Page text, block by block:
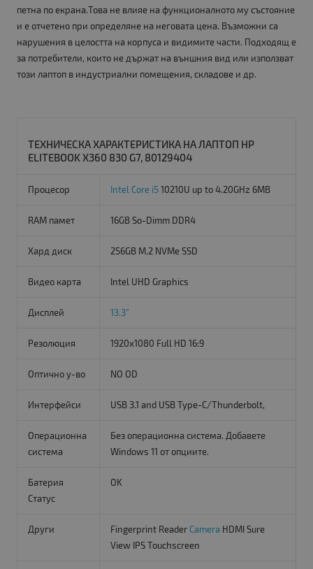
петна по екрана.Това не влияе на функционалното му състояние
и е отчетено при определяне на неговата цена. Възможни са
нарушения в целостта на корпуса и видимите части. Подходящ е
за потребители, които не държат на външния вид или използват
този лаптоп в индустриални помещения, складове и др.
ТЕХНИЧЕСКА ХАРАКТЕРИСТИКА НА ЛАПТОП HP
ELITEBOOK X360 830 G7, 80129404
Процесор Intel Core i5 10210U up to 4.20GHz 6MB
RAM памет 16GB So-Dimm DDR4
Хард диск 256GB M.2 NVMe SSD
Видео карта Intel UHD Graphics
Дисплей 13.3"
Резолюция 1920x1080 Full HD 16:9
Оптично у-во NO OD
Интерфейси USB 3.1 and USB Type-C/Thunderbolt,
Операционна
система
Без операционна система. Добавете
Windows 11 от опциите.
Батерия
Статус
OK
Други Fingerprint Reader Camera HDMI Sure
View IPS Touchscreen